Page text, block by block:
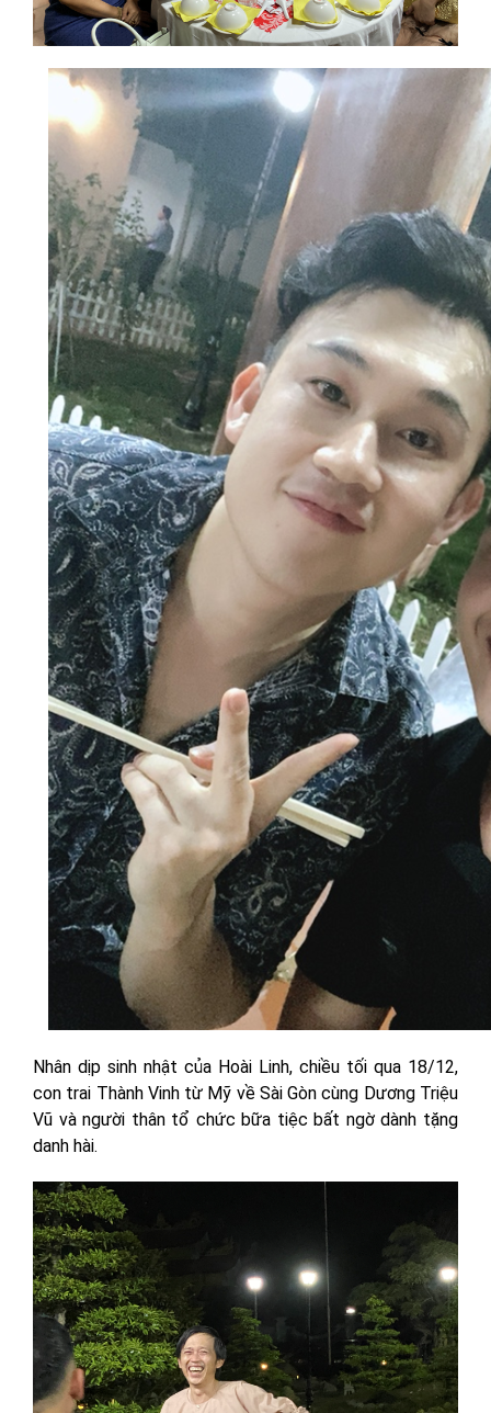
Nhân dịp sinh nhật của Hoài Linh, chiều tối qua 18/12,
con trai Thành Vinh từ Mỹ về Sài Gòn cùng Dương Triệu
Vũ và người thân tổ chức bữa tiệc bất ngờ dành tặng
danh hài.